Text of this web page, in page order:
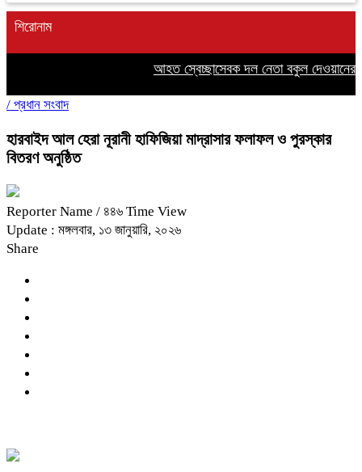
শিরোনাম
আহত স্বেচ্ছাসেবক দল নেতা বকুল দেওয়ানের
/ প্রধান সংবাদ
হারবাইদ আল হেরা নূরানী হাফিজিয়া মাদ্রাসার ফলাফল ও পুরস্কার
বিতরণ অনুষ্ঠিত
Reporter Name / ৪৪৬ Time View
Update : মঙ্গলবার, ১৩ জানুয়ারি, ২০২৬
Share